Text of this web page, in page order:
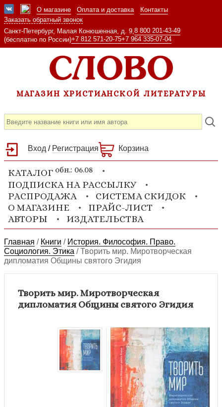
О магазине Оплата и доставка
Контакты
Заказать обратный звонок
Санкт-Петербург, Малая Конюшенная, д. 9, 8 800 201-43-49
(бесплатно по России)+7 812 571-20-75+7 964 335-07-04
МАГАЗИН ХРИСТИАНСКОЙ ЛИТЕРАТУРЫ
Вход / Регистрация Корзина
КАТАЛОГ обн.: 06.08
ПОДПИСКА НА РАССЫЛКУ
РАСПРОДАЖА
СИСТЕМА СКИДОК
О МАГАЗИНЕ
ПРАЙС-ЛИСТ
АВТОРЫ
ИЗДАТЕЛЬСТВА
Главная / Книги / История. Философия. Право.
Социология. Этика /Творить мир. Миротворческая
дипломатия Общины святого Эгидия
Творить мир. Миротворческая
дипломатия Общины святого Эгидия